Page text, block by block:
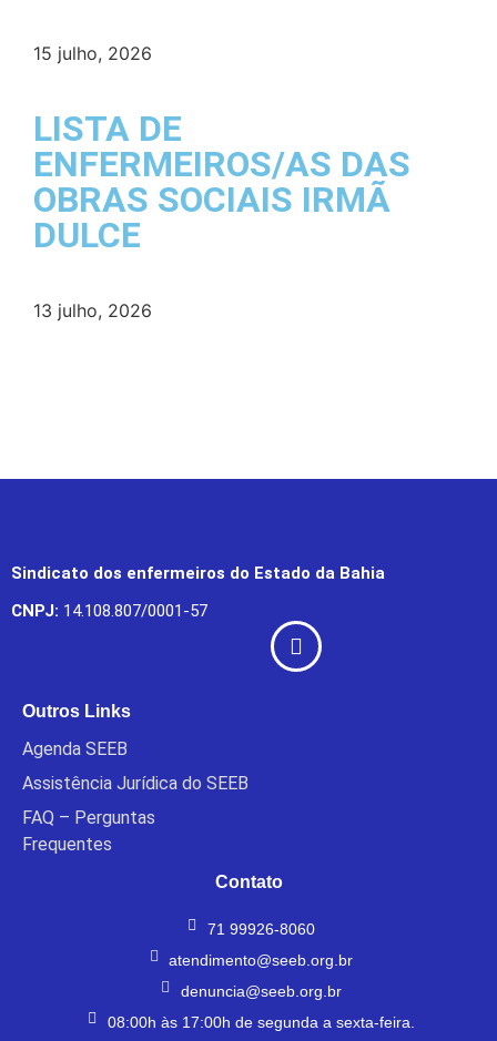
15 julho, 2026
LISTA DE
ENFERMEIROS/AS DAS
OBRAS SOCIAIS IRMÃ
DULCE
13 julho, 2026
Sindicato dos enfermeiros do Estado da Bahia
CNPJ: 14.108.807/0001-57
Outros Links
Agenda SEEB
Assistência Jurídica do SEEB
FAQ – Perguntas
Frequentes
Contato
71 99926-8060
atendimento@seeb.org.br
denuncia@seeb.org.br
08:00h às 17:00h de segunda a sexta-feira.